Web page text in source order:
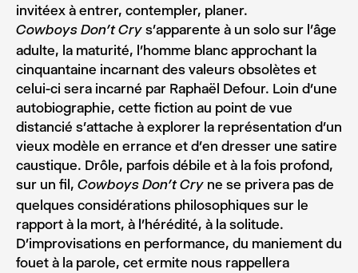
invitéex à entrer, contempler, planer.
Cowboys Don’t Cry s’apparente à un solo sur l’âge
adulte, la maturité, l’homme blanc approchant la
cinquantaine incarnant des valeurs obsolètes et
celui-ci sera incarné par Raphaël Defour. Loin d’une
autobiographie, cette fiction au point de vue
distancié s’attache à explorer la représentation d’un
vieux modèle en errance et d’en dresser une satire
caustique. Drôle, parfois débile et à la fois profond,
sur un fil, Cowboys Don’t Cry ne se privera pas de
quelques considérations philosophiques sur le
rapport à la mort, à l’hérédité, à la solitude.
D’improvisations en performance, du maniement du
fouet à la parole, cet ermite nous rappellera